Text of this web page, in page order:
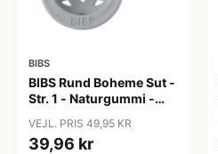
BIBS
BIBS Rund Boheme Sut -
Str. 1 - Naturgummi -
VEJL. PRIS 49,95 KR
39,96 kr